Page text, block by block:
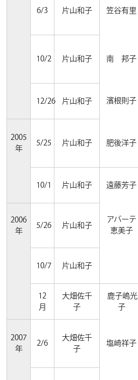
6/3 片山和子 笠谷有里
10/2 片山和子 南 邦子
12/26 片山和子 濱根則子
2005
年
5/25 片山和子 肥後洋子
10/1 片山和子 遠藤芳子
2006
年
5/26 片山和子
アバーテ
恵美子
10/7 片山和子
12
月
大畑佐千
子
鹿子嶋光
子
2007
年
2/6
大畑佐千
子
塩崎祥子